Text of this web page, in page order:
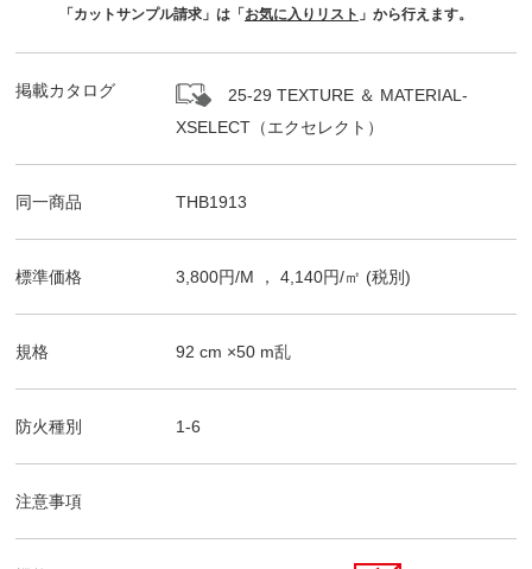
「カットサンプル請求」は「 お気に入りリスト 」から行えます。
掲載カタログ
25-29 TEXTURE ＆ MATERIAL-
XSELECT（エクセレクト）
同一商品 THB1913
標準価格 3,800円/M ，4,140円/㎡ (税別)
規格 92 cm ×50 m乱
防火種別 1-6
注意事項